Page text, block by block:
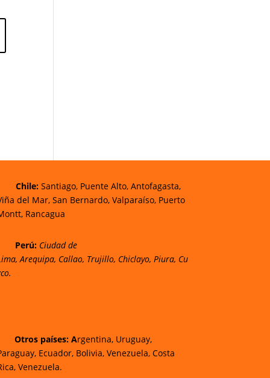
Chile:Santiago, Puente Alto, Antofagasta,
del Mar, San Bernardo, Valparaíso, Puerto
Rancagua
Perú: Ciudad de
,Arequipa, Callao, Trujillo, Chiclayo, Piura, Cu
Otros países: Argentina, Uruguay,
Ecuador, Bolivia, Venezuela, Costa
Venezuela.